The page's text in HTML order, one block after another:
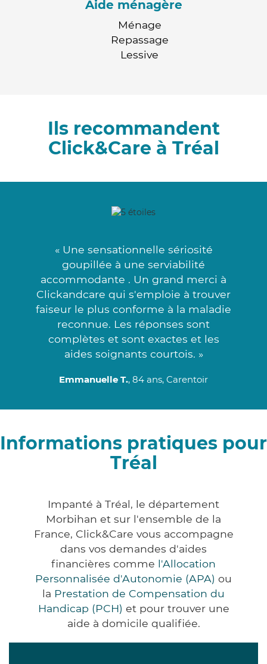
Aide ménagère
Ménage
Repassage
Lessive
Ils recommandent
Click&Care à Tréal
« Une sensationnelle sériosité
goupillée à une serviabilité
accommodante . Un grand merci à
Clickandcare qui s'emploie à trouver
faiseur le plus conforme à la maladie
reconnue. Les réponses sont
complètes et sont exactes et les
aides soignants courtois. »
Emmanuelle T., 84 ans, Carentoir
Informations pratiques pour
Tréal
Impanté à Tréal, le département
Morbihan et sur l'ensemble de la
France, Click&Care vous accompagne
dans vos demandes d'aides
financières comme l'Allocation
Personnalisée d'Autonomie (APA) ou
la Prestation de Compensation du
Handicap (PCH) et pour trouver une
aide à domicile qualifiée.